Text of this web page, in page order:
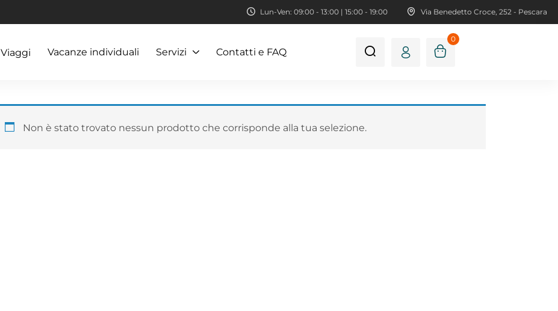
Lun-Ven: 09:00 - 13:00 | 15:00 - 19:00 Via Benedetto Croce, 252 - Pescara
Viaggi Vacanze individuali Servizi Contatti e FAQ
0
Non è stato trovato nessun prodotto che corrisponde alla tua selezione.